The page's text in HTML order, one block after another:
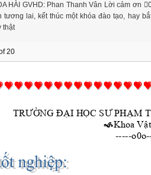
HÀI GVHD: Phan Thanh Vân Lời cảm ơn
lai, kết thúc một khóa đào tạo, hay
thật